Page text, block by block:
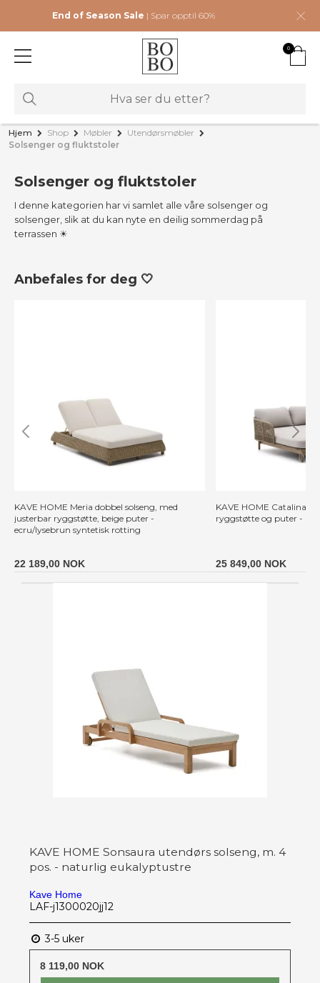
End of Season Sale | Spar opptil 60%
0
Hjem Shop Møbler
Utendørsmøbler
Solsenger og fluktstoler
Solsenger og fluktstoler
I denne kategorien har vi samlet alle våre solsenger og
solsenger, slik at du kan nyte en deilig sommerdag på
terrassen ☀
Anbefales for deg 🤍
KAVE HOME Meria dobbel solseng, med
justerbar ryggstøtte, beige puter -
ecru/lysebrun syntetisk rotting
22 189,00 NOK
KAVE HOME Catalina
ryggstøtte og puter -
25 849,00 NOK
KAVE HOME Sonsaura utendørs solseng, m. 4
pos. - naturlig eukalyptustre
Kave Home
LAF-j1300020jj12
3-5 uker
8 119,00 NOK